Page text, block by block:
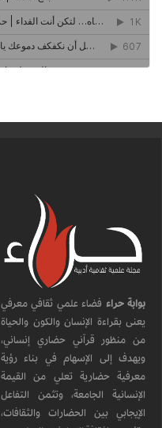
بوابة حراء فضاء علمي ثقافي معرفي
يعنى بقراءة الإنسان والكون والحياة
من منظور قرآني حضاري إنساني،
ويهدف إلى الإسهام في بناء رؤية
معرفية حضارية تعلي من القيمة
الإنسانية الجامعة، وتثمن التفاعل
الإيجابي بين الحضارات والثقافات،